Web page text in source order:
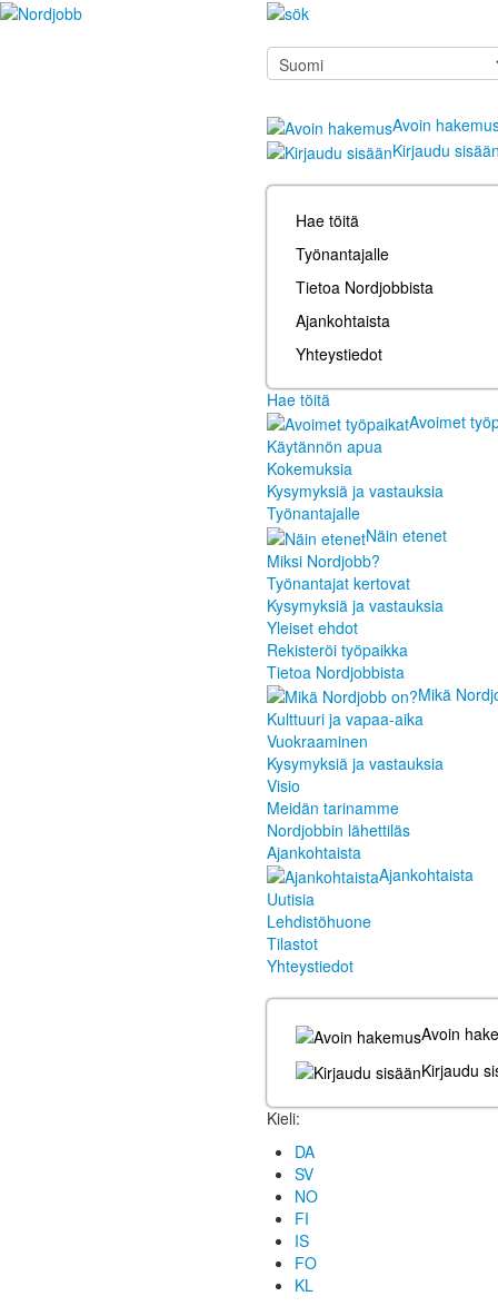
Avoin
Kirjaudu
Hae töitä
Työnantajalle
Tietoa Nordjobbista
Ajankohtaista
Yhteystiedot
Hae töitä
Avoimet
Käytännön apua
Kokemuksia
Kysymyksiä ja vastauksia
Työnantajalle
Näin etenet
Miksi Nordjobb?
Työnantajat kertovat
Kysymyksiä ja vastauksia
Yleiset ehdot
Rekisteröi työpaikka
Tietoa Nordjobbista
Mikä
Kulttuuri ja vapaa-aika
Vuokraaminen
Kysymyksiä ja vastauksia
Visio
Meidän tarinamme
Nordjobbin lähettiläs
Ajankohtaista
Ajankohtaista
Uutisia
Lehdistöhuone
Tilastot
Yhteystiedot
Avoin
Kirjaudu
Kieli:
DA
SV
NO
FI
IS
FO
KL